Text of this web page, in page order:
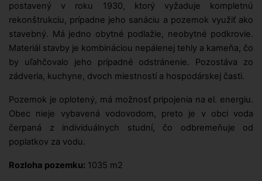
postavený v roku 1930, ktorý vyžaduje kompletnú
rekonštrukciu, prípadne jeho sanáciu a pozemok využiť ako
stavebný. Má jedno obytné podlažie, neobytné podkrovie.
Materiál stavby je kombináciou nepálenej tehly a kameňa, čo
by uľahčovalo jeho prípadné odstránenie. Pozostáva zo
zádveria, kuchyne, dvoch miestností a hospodárskej časti.
Pozemok je oplotený, má možnosť pripojenia na el. energiu.
Obec nieje vybavená vodovodom, preto je v obci voda
čerpaná z individuálnych studní, čo odbremeňuje od
poplatkov za vodu.
Rozloha pozemku: 1035 m2